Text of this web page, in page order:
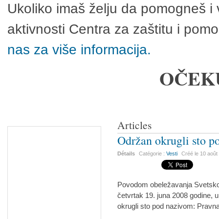
Ukoliko imaš želju da pomogneš
aktivnosti Centra za zaštitu i
nas za više informacija.
Articles
Održan okrugli sto
Détails Catégorie :Vesti Créé le 10 août
Povodom obeležavanja
četvrtak 19. juna 2008 godine,
okrugli sto pod nazivom: